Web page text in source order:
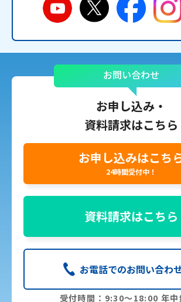
お問い合わせ
お申し込み・
資料請求はこちら
お申し込みはこち
24時間受付中！
資料請求はこちら
お電話でのお問い合わ
受付時間：9:30〜18:00 年中